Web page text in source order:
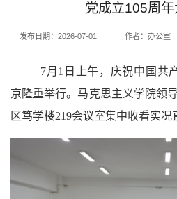
党成立105周
发布日期：2026-07-01 作者：办公室
7月1日上午，庆祝中国共
京隆重举行。马克思主义学院领
区笃学楼219会议室集中收看实况